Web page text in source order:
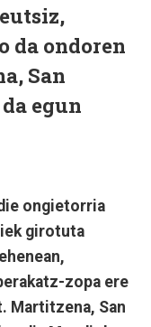
da ondoren
San
egun
ongietorria
girotuta
zopa ere
Martitzena, San